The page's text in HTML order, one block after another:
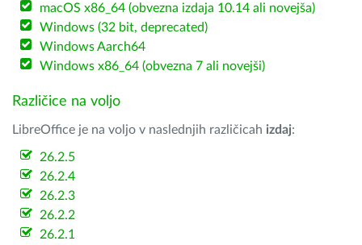
macOS x86_64 (obvezna izdaja 10.14 ali novejša)
Windows (32 bit, deprecated)
Windows Aarch64
Windows x86_64 (obvezna 7 ali novejši)
Različice na voljo
LibreOffice je na voljo v naslednjih različicah izdaj:
26.2.5
26.2.4
26.2.3
26.2.2
26.2.1